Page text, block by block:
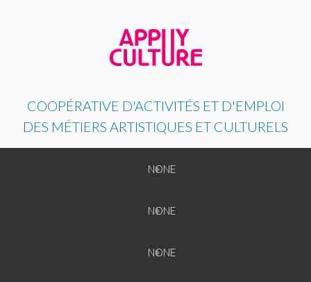
COOPÉRATIVE D'ACTIVITÉS ET D'EMPLOI
DES MÉTIERS ARTISTIQUES ET CULTURELS
NONE
NONE
NONE